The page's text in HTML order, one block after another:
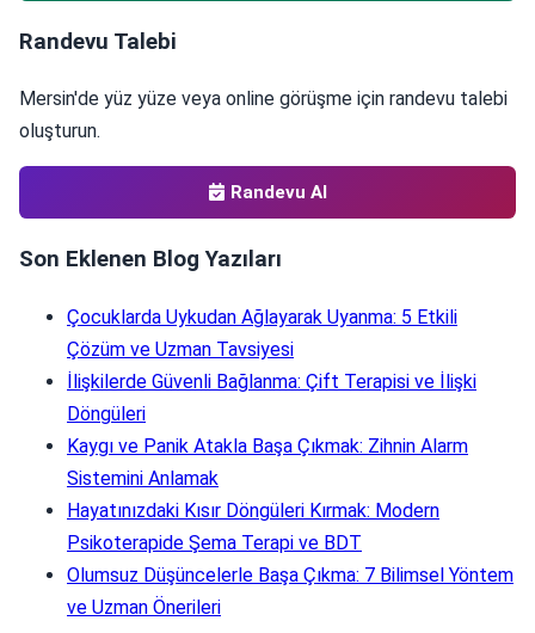
Randevu Talebi
Mersin'de yüz yüze veya online görüşme için randevu talebi
oluşturun.
Randevu Al
Son Eklenen Blog Yazıları
Çocuklarda Uykudan Ağlayarak Uyanma: 5 Etkili
Çözüm ve Uzman Tavsiyesi
İlişkilerde Güvenli Bağlanma: Çift Terapisi ve İlişki
Döngüleri
Kaygı ve Panik Atakla Başa Çıkmak: Zihnin Alarm
Sistemini Anlamak
Hayatınızdaki Kısır Döngüleri Kırmak: Modern
Psikoterapide Şema Terapi ve BDT
Olumsuz Düşüncelerle Başa Çıkma: 7 Bilimsel Yöntem
ve Uzman Önerileri